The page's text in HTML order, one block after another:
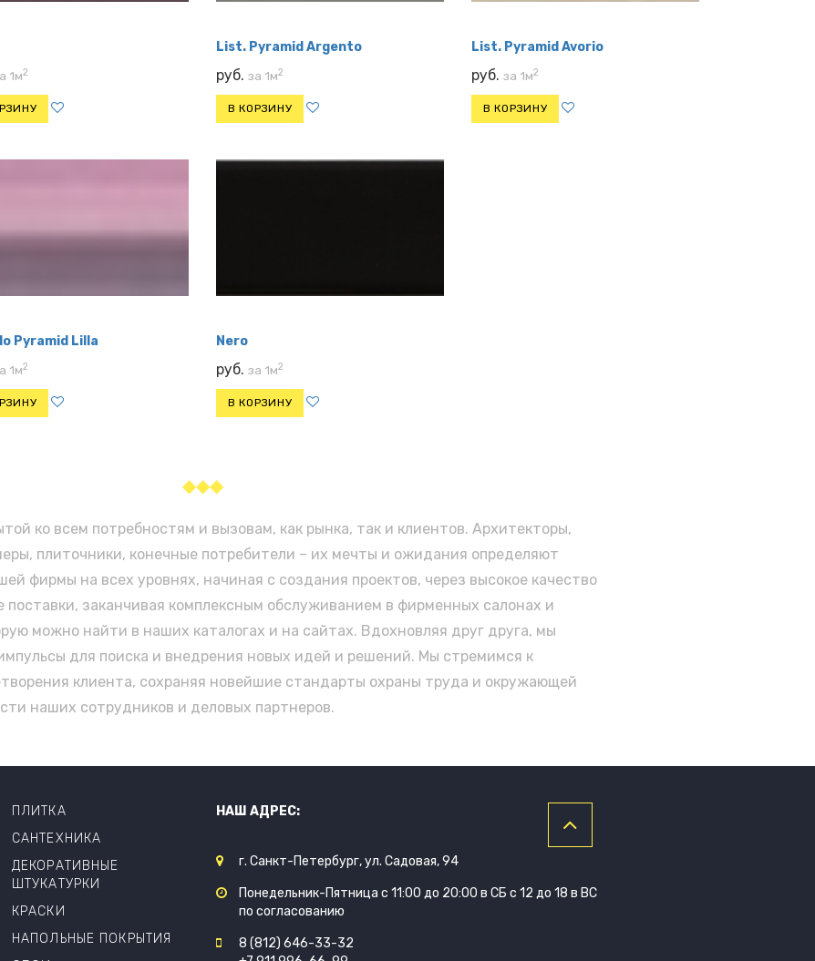
1м2
List. Pyramid Argento
руб. за 1м2
В КОРЗИНУ
List. Pyramid Avorio
руб. за 1м2
В КОРЗИНУ
Pyramid Lilla
1м2
Nero
руб. за 1м2
В КОРЗИНУ
◆◆◆
ко всем потребностям и вызовам, как рынка, так и клиентов. Архитекторы,
плиточники, конечные потребители – их мечты и ожидания определяют
фирмы на всех уровнях, начиная с создания проектов, через высокое качество
поставки, заканчивая комплексным обслуживанием в фирменных салонах и
можно найти в наших каталогах и на сайтах. Вдохновляя друг друга, мы
для поиска и внедрения новых идей и решений. Мы стремимся к
клиента, сохраняя новейшие стандарты охраны труда и окружающей
наших сотрудников и деловых партнеров.
ПЛИТКА
САНТЕХНИКА
ДЕКОРАТИВНЫЕ
ШТУКАТУРКИ
КРАСКИ
НАПОЛЬНЫЕ ПОКРЫТИЯ
НАШ АДРЕС:
г. Санкт-Петербург, ул. Садовая, 94
Понедельник-Пятница с 11:00 до 20:00 в СБ с 12 до 18 в ВС
по согласованию
8 (812) 646-33-32